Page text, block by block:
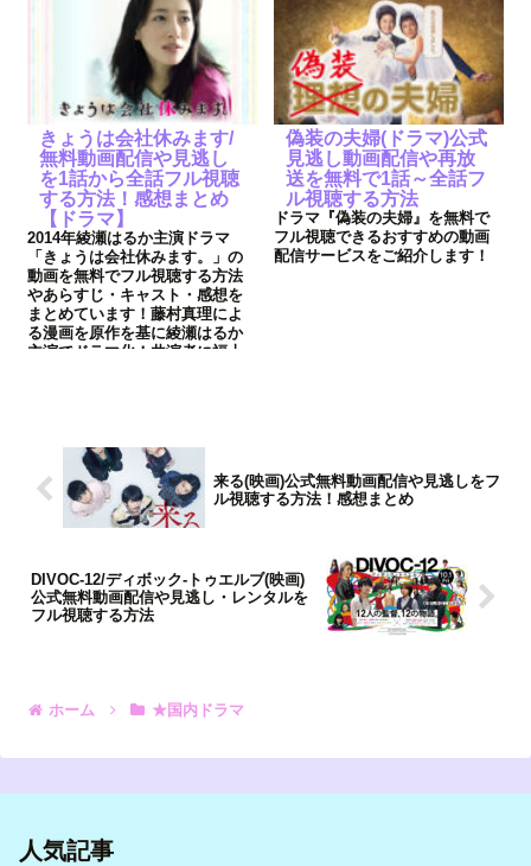
きょうは会社休みます/
無料動画配信や見逃し
を1話から全話フル視聴
する方法！感想まとめ
【ドラマ】
2014年綾瀬はるか主演ドラマ
「きょうは会社休みます。」の
動画を無料でフル視聴する方法
やあらすじ・キャスト・感想を
まとめています！藤村真理によ
る漫画を原作を基に綾瀬はるか
主演でドラマ化！共演者に福士
偽装の夫婦(ドラマ)公式
見逃し動画配信や再放
送を無料で1話～全話フ
ル視聴する方法
ドラマ『偽装の夫婦』を無料で
フル視聴できるおすすめの動画
配信サービスをご紹介します！
来る(映画)公式無料動画配信や見逃しをフ
ル視聴する方法！感想まとめ
DIVOC-12/ディボック‐トゥエルブ(映画)
公式無料動画配信や見逃し・レンタルを
フル視聴する方法
ホーム ★国内ドラマ
人気記事